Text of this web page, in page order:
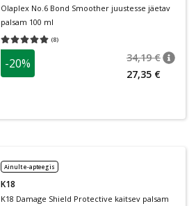
Olaplex No.6 Bond Smoother juustesse jäetav
palsam 100 ml
(8)
Keskmine hinnang 5.00
-20% 34,19 €
27,35 €
Ainult e-apteegis
K18
K18 Damage Shield Protective kaitsev palsam